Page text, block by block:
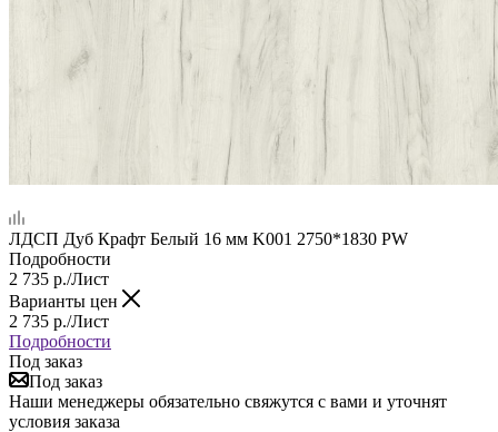
ЛДСП Дуб Крафт Белый 16 мм K001 2750*1830 PW
Подробности
2 735 р./Лист
Варианты цен
2 735 р./Лист
Подробности
Под заказ
Под заказ
Наши менеджеры обязательно свяжутся с вами и уточнят
условия заказа